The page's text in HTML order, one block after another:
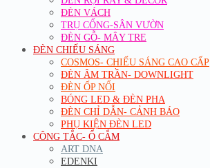
ĐÈN VÁCH
TRỤ CỔNG-SÂN VƯỜN
ĐÈN GỖ- MÂY TRE
ĐÈN CHIẾU SÁNG
COSMOS- CHIẾU SÁNG CAO CẤP
ĐÈN ÂM TRẦN- DOWNLIGHT
ĐÈN ỐP NỔI
BÓNG LED & ĐÈN PHA
ĐÈN CHỈ DẪN- CẢNH BÁO
PHỤ KIỆN ĐÈN LED
CÔNG TẮC- Ổ CẮM
ART DNA
EDENKI